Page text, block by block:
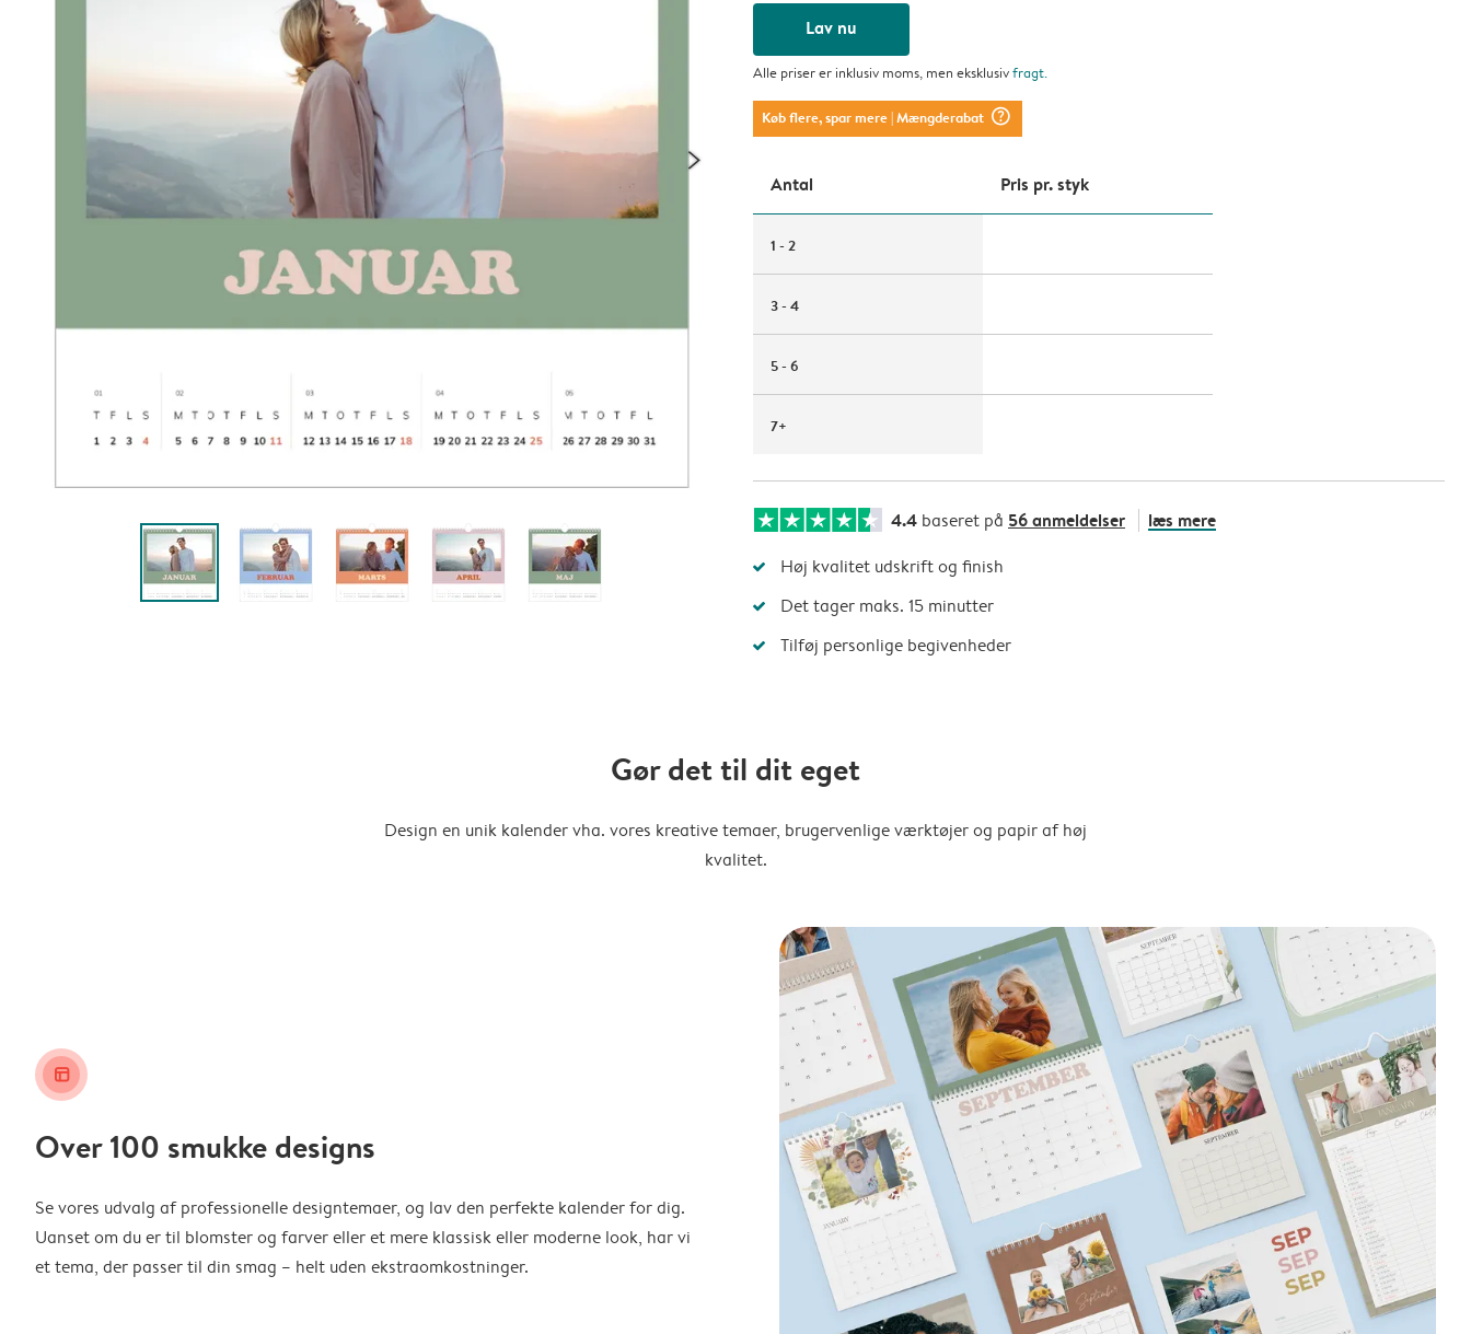
Lav nu
Alle priser er inklusiv moms, men eksklusivfragt.
Køb flere, spar mere| Mængderabat question_mark_circle
Antal Pris pr. styk
1 - 2
3 - 4
5 - 6
7+
4.4 baseret på 56 anmeldelser læs mere
Høj kvalitet udskrift og finish
Det tager maks. 15 minutter
Tilføj personlige begivenheder
Gør det til dit eget
Design en unik kalender vha. vores kreative temaer, brugervenlige værktøjer og papir af høj
kvalitet.
layout_alt
Over 100 smukke designs
Se vores udvalg af professionelle designtemaer, og lav den perfekte kalender for dig.
Uanset om du er til blomster og farver eller et mere klassisk eller moderne look, har vi
et tema, der passer til din smag – helt uden ekstraomkostninger.